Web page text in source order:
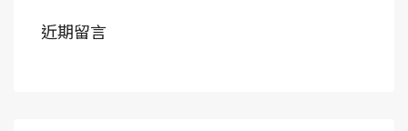
近期留言